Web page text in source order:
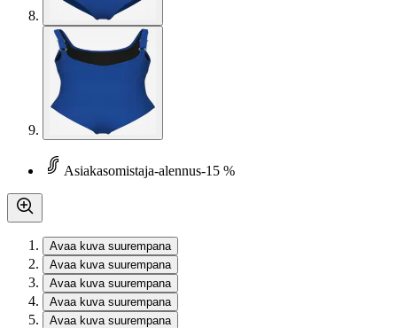
Asiakasomistaja-alennus-15 %
Avaa kuva suurempana
Avaa kuva suurempana
Avaa kuva suurempana
Avaa kuva suurempana
Avaa kuva suurempana